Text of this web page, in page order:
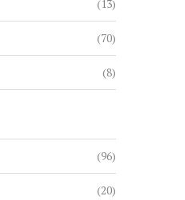
(13)
(70)
(8)
(96)
(20)